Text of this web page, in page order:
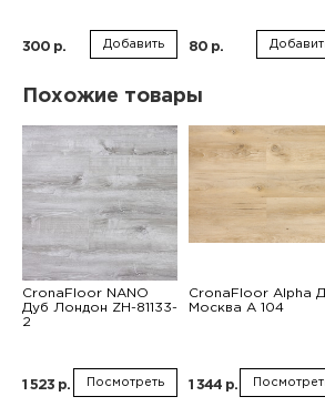
300 р. Добавить 80 р.
Похожие товары
CronaFloor NANO
Дуб Лондон ZH-81133-
2
1 523 р. Посмотреть
CronaFloor Alpha
Москва А 104
1 344 р.